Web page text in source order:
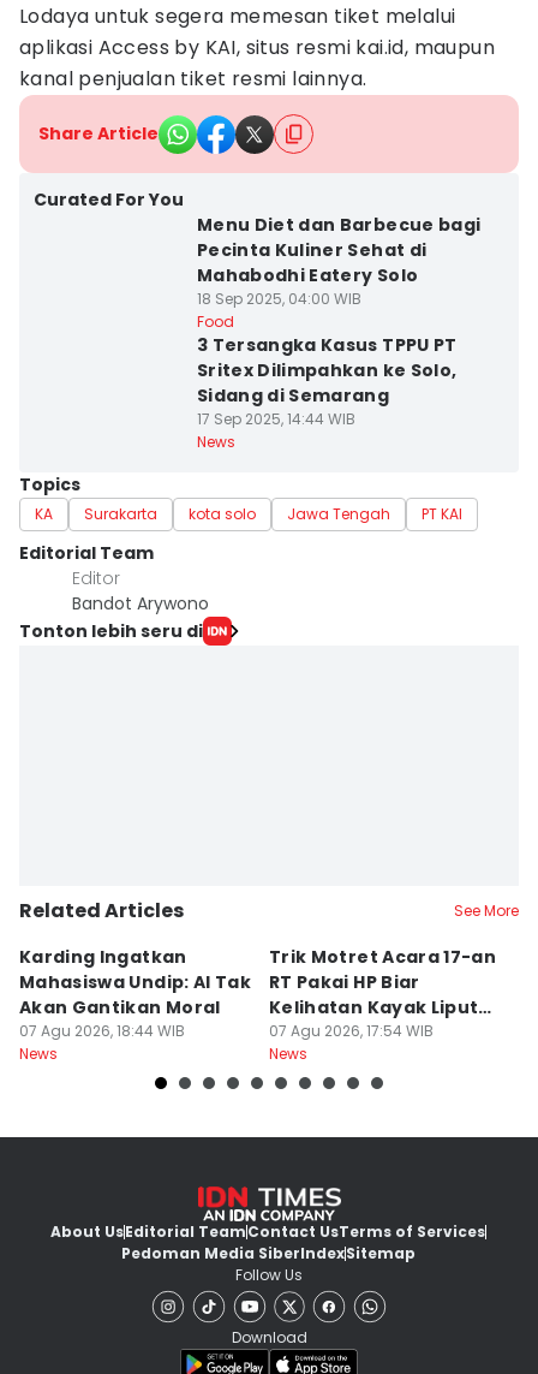
Lodaya untuk segera memesan tiket melalui
aplikasi Access by KAI, situs resmi kai.id, maupun
kanal penjualan tiket resmi lainnya.
Share Article
Curated For You
Menu Diet dan Barbecue bagi
Pecinta Kuliner Sehat di
Mahabodhi Eatery Solo
18 Sep 2025, 04:00 WIB
Food
3 Tersangka Kasus TPPU PT
Sritex Dilimpahkan ke Solo,
Sidang di Semarang
17 Sep 2025, 14:44 WIB
News
Topics
KA Surakarta kota solo Jawa Tengah PT KAI
Editorial Team
Editor
Bandot Arywono
Tonton lebih seru di
Related Articles See More
Karding Ingatkan
Mahasiswa Undip: AI Tak
Akan Gantikan Moral
07 Agu 2026, 18:44 WIB
News
Trik Motret Acara 17-an
RT Pakai HP Biar
Kelihatan Kayak Liputan
Festival Nasional
07 Agu 2026, 17:54 WIB
News
About UsEditorial TeamContact UsTerms of Services
Pedoman Media SiberIndexSitemap
Follow Us
Download